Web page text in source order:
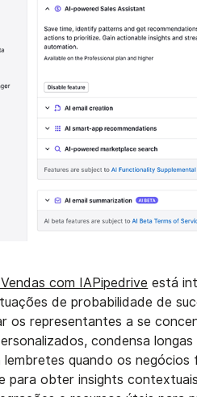
com IAPipedrive está
de probabilidade de
os representantes a se
condensa
lembretes quando os
para obter insights